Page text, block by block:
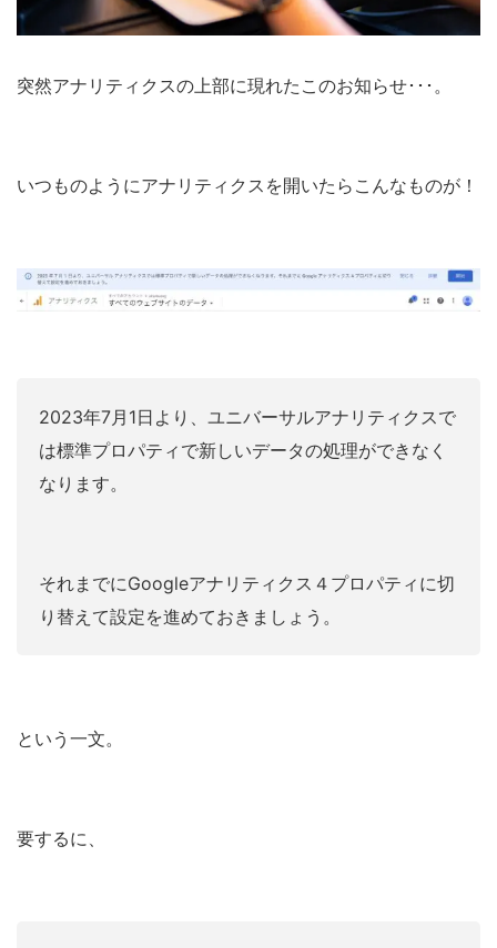
突然アナリティクスの上部に現れたこのお知らせ･･･。
いつものようにアナリティクスを開いたらこんなものが！
2023年7月1日より、ユニバーサルアナリティクスで
は標準プロパティで新しいデータの処理ができなく
なります。
それまでにGoogleアナリティクス４プロパティに切
り替えて設定を進めておきましょう。
という一文。
要するに、